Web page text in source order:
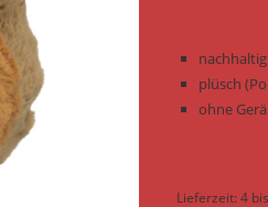
plüsch
ohne
Lieferzeit:4